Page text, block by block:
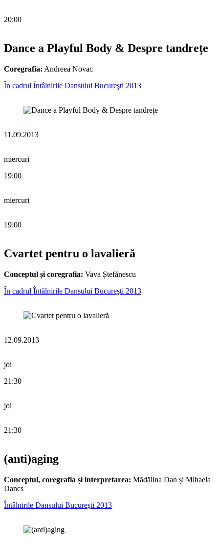
20:00
Dance a Playful Body & Despre tandrețe
Coregrafia: Andreea Novac
În cadrul Întâlnirile Dansului Bucureşti 2013
11.09.2013
miercuri
19:00
miercuri
19:00
Cvartet pentru o lavalieră
Conceptul și coregrafia: Vava Ștefănescu
În cadrul Întâlnirile Dansului Bucureşti 2013
12.09.2013
joi
21:30
joi
21:30
(anti)aging
Conceptul, coregrafia și interpretarea: Mădălina Dan și Mihaela
Dancs
Întâlnirile Dansului Bucureşti 2013